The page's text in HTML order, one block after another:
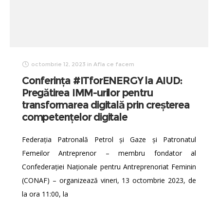
octombrie 12, 2023 in Afla ce facem
Conferința #ITforENERGY la AIUD:
Pregătirea IMM-urilor pentru
transformarea digitală prin creșterea
competențelor digitale
Federația Patronală Petrol și Gaze și Patronatul
Femeilor Antreprenor – membru fondator al
Confederației Naționale pentru Antreprenoriat Feminin
(CONAF) – organizează vineri, 13 octombrie 2023, de
la ora 11:00, la